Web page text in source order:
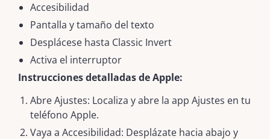
Accesibilidad
Pantalla y tamaño del texto
Desplácese hasta Classic Invert
Activa el interruptor
Instrucciones detalladas de Apple:
Abre Ajustes: Localiza y abre la app Ajustes en tu
teléfono Apple.
Vaya a Accesibilidad: Desplázate hacia abajo y